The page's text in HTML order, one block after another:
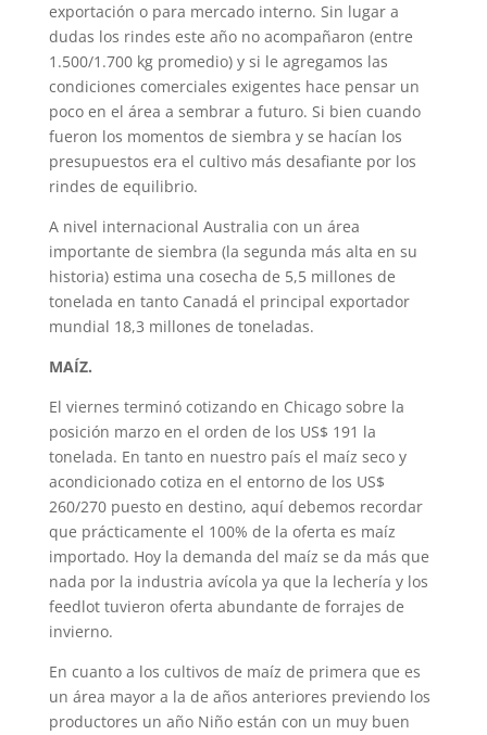
exportación o para mercado interno. Sin lugar a
dudas los rindes este año no acompañaron (entre
1.500/1.700 kg promedio) y si le agregamos las
condiciones comerciales exigentes hace pensar un
poco en el área a sembrar a futuro. Si bien cuando
fueron los momentos de siembra y se hacían los
presupuestos era el cultivo más desafiante por los
rindes de equilibrio.
A nivel internacional Australia con un área
importante de siembra (la segunda más alta en su
historia) estima una cosecha de 5,5 millones de
tonelada en tanto Canadá el principal exportador
mundial 18,3 millones de toneladas.
MAÍZ.
El viernes terminó cotizando en Chicago sobre la
posición marzo en el orden de los US$ 191 la
tonelada. En tanto en nuestro país el maíz seco y
acondicionado cotiza en el entorno de los US$
260/270 puesto en destino, aquí debemos recordar
que prácticamente el 100% de la oferta es maíz
importado. Hoy la demanda del maíz se da más que
nada por la industria avícola ya que la lechería y los
feedlot tuvieron oferta abundante de forrajes de
invierno.
En cuanto a los cultivos de maíz de primera que es
un área mayor a la de años anteriores previendo los
productores un año Niño están con un muy buen